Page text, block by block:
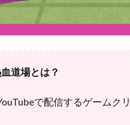
道場とは？
で配信するゲームク